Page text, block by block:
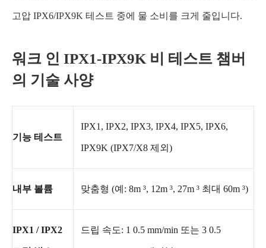
고압 IPX6/IPX9K 테스트 중에 물 소비를 크게 줄입니다.
워크 인 IPX1-IPX9K 비 테스트 챔버
의 기술 사양
기능 테스트
IPX1, IPX2, IPX3, IPX4, IPX5, IPX6,
IPX9K (IPX7/X8 제외)
내부 볼륨 맞춤형 (예: 8m ³, 12m ³, 27m ³ 최대 60m ³)
IPX1 / IPX2 드립 속도: 1 0.5 mm/min 또는 3 0.5